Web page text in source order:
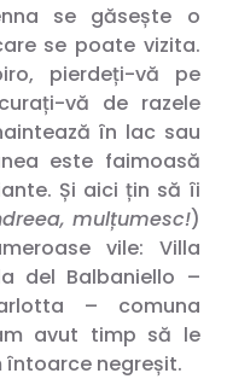
se găsește o
se poate vizita.
pierdeți-vă pe
vă de razele
în lac sau
este faimoasă
Și aici țin să îi
mulțumesc!)
vile: Villa
del Balbaniello –
– comuna
avut timp să le
întoarce negreșit.